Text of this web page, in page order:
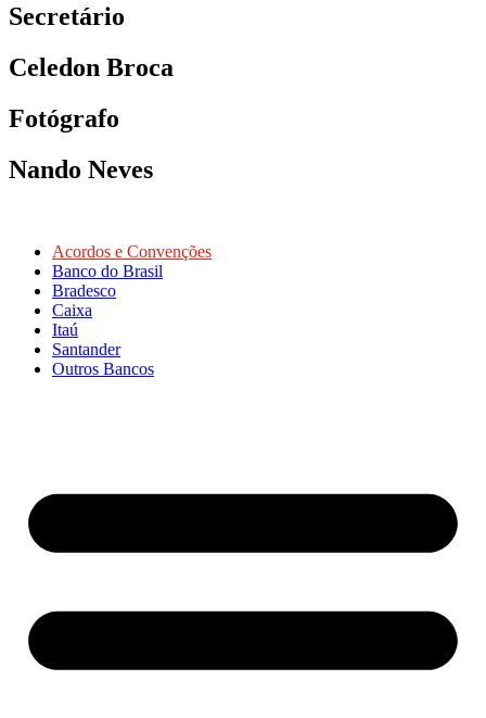
Secretário
Celedon Broca
Fotógrafo
Nando Neves
Acordos e Convenções
Banco do Brasil
Bradesco
Caixa
Itaú
Santander
Outros Bancos